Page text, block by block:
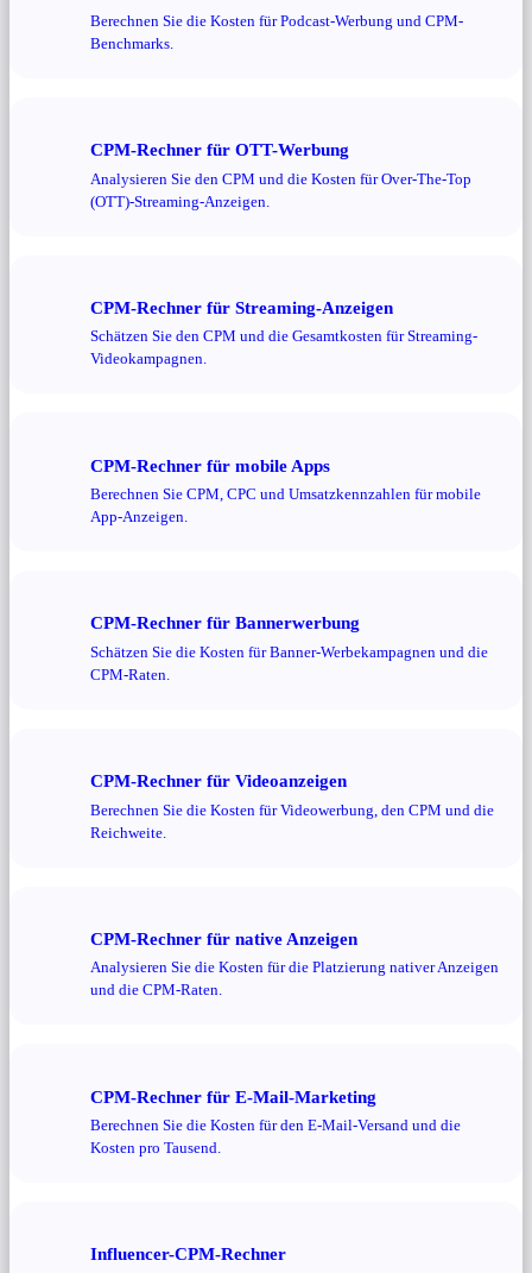
Berechnen Sie die Kosten für Podcast-Werbung und CPM-
Benchmarks.
CPM-Rechner für OTT-Werbung
Analysieren Sie den CPM und die Kosten für Over-The-Top
(OTT)-Streaming-Anzeigen.
CPM-Rechner für Streaming-Anzeigen
Schätzen Sie den CPM und die Gesamtkosten für Streaming-
Videokampagnen.
CPM-Rechner für mobile Apps
Berechnen Sie CPM, CPC und Umsatzkennzahlen für mobile
App-Anzeigen.
CPM-Rechner für Bannerwerbung
Schätzen Sie die Kosten für Banner-Werbekampagnen und die
CPM-Raten.
CPM-Rechner für Videoanzeigen
Berechnen Sie die Kosten für Videowerbung, den CPM und die
Reichweite.
CPM-Rechner für native Anzeigen
Analysieren Sie die Kosten für die Platzierung nativer Anzeigen
und die CPM-Raten.
CPM-Rechner für E-Mail-Marketing
Berechnen Sie die Kosten für den E-Mail-Versand und die
Kosten pro Tausend.
Influencer-CPM-Rechner